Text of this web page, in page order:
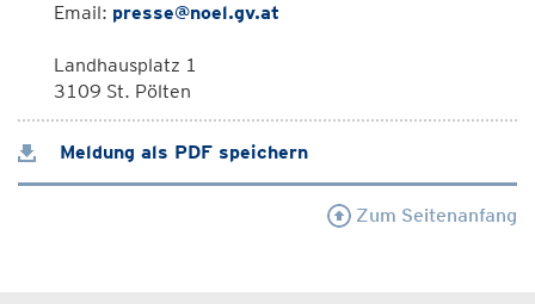
Email: presse@noel.gv.at
Landhausplatz 1
3109 St. Pölten
Meldung als PDF speichern
Zum Seitenanfang